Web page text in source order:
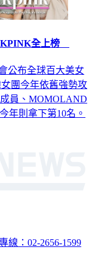
全上榜
公布全球百大美女
團今年依舊強勢攻
員、MOMOLAND
年則拿下第10名。
線：02-2656-1599